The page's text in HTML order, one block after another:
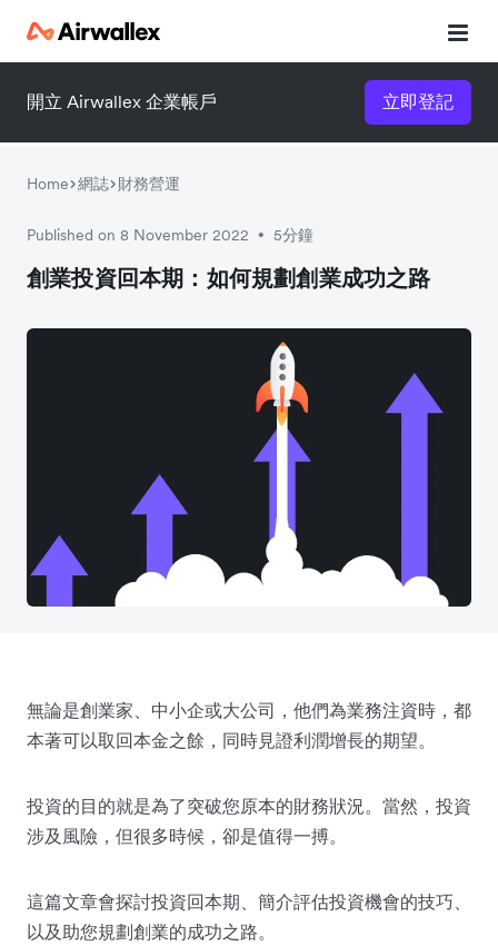
開立 Airwallex 企業帳戶 立即登記
Home 網誌 財務營運
Published on 8 November 2022 • 5分鐘
創業投資回本期：如何規劃創業成功之路
無論是創業家、中小企或大公司，他們為業務注資時，都
本著可以取回本金之餘，同時見證利潤增長的期望。
投資的目的就是為了突破您原本的財務狀況。當然，投資
涉及風險，但很多時候，卻是值得一搏。
這篇文章會探討投資回本期、簡介評估投資機會的技巧、
以及助您規劃創業的成功之路。
立即觀看 3 分鐘體驗短片
請填寫資料以觀體驗短片：